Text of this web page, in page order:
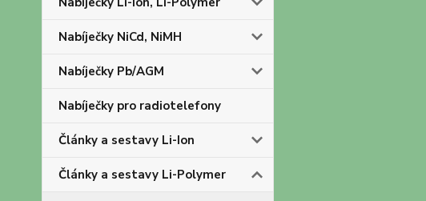
Nabíječky NiCd, NiMH
Nabíječky Pb/AGM
Nabíječky pro radiotelefony
Články a sestavy Li-Ion
Články a sestavy Li-Polymer